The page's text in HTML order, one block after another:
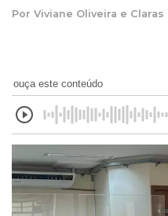
Por Viviane Oliveira e
ouça este conteúdo